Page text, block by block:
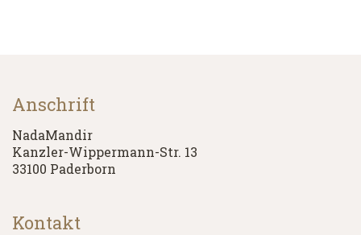
Anschrift
NadaMandir
Kanzler-Wippermann-Str. 13
33100 Paderborn
Kontakt